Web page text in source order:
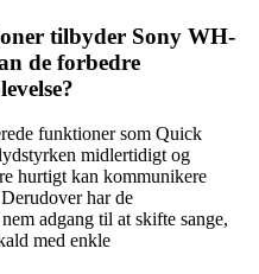
tilbyder Sony WH-
de forbedre
funktioner som Quick
midlertidigt og
hurtigt kan kommunikere
har de
adgang til at skifte sange,
med enkle